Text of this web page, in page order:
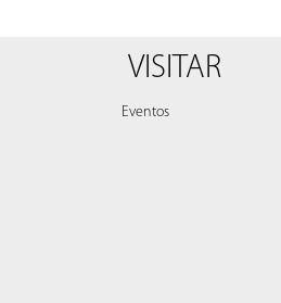
VISITAR
Eventos